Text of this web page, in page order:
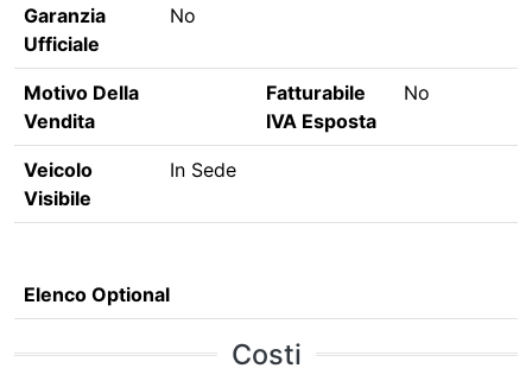
Garanzia
Ufficiale
No
Motivo Della
Vendita
Fatturabile
IVA Esposta
No
Veicolo
Visibile
In Sede
Elenco Optional
Costi